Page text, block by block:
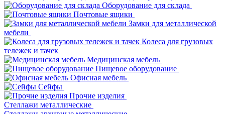
Оборудование для склада
Почтовые ящики
Замки для металлической
мебели
Колеса для грузовых
тележек и тачек
Медицинская мебель
Пищевое оборудование
Офисная мебель
Сейфы
Прочие изделия
Стеллажи металлические